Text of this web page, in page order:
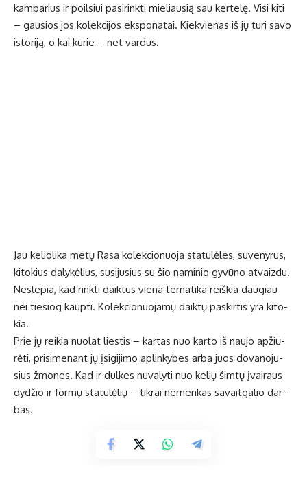
kam­ba­rius ir po­il­siui pa­si­rink­ti mie­liau­sią sau ker­te­lę. Vi­si ki­ti
– gau­sios jos ko­lek­ci­jos eks­po­na­tai. Kiek­vie­nas iš jų tu­ri sa­vo
is­to­ri­ją, o kai ku­rie – net var­dus.
Jau ke­lio­li­ka me­tų Ra­sa ko­lek­cio­nuo­ja sta­tu­lė­les, su­ve­ny­rus,
ki­to­kius da­ly­kė­lius, su­si­ju­sius su šio na­mi­nio gy­vū­no at­vaiz­du.
Ne­sle­pia, kad rink­ti daik­tus vie­na te­ma­ti­ka reiš­kia dau­giau
nei tie­siog kaup­ti. Ko­lek­cio­nuo­ja­mų daik­tų pa­skir­tis yra ki­to­
kia.
Prie jų rei­kia nuo­lat lies­tis – kar­tas nuo kar­to iš nau­jo ap­žiū­
rė­ti, pri­si­me­nant jų įsi­gi­ji­mo ap­lin­ky­bes ar­ba juos do­va­no­ju­
sius žmo­nes. Kad ir dul­kes nu­va­ly­ti nuo ke­lių šim­tų įvai­raus
dy­džio ir for­mų sta­tu­lė­lių – tik­rai ne­men­kas sa­vait­ga­lio dar­
bas.